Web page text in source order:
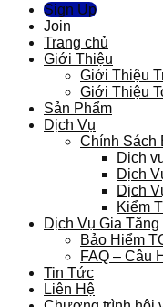
Sign Up
Join
Trang chủ
Giới Thiệu
Giới Thiệu
Giới Thiệu
Sản Phẩm
Dịch Vụ
Chính Sách
Dịch
Dịch
Dịch
Kiểm
Dịch Vụ Gia Tăng
Bảo Hiểm
FAQ – Câu
Tin Tức
Liên Hệ